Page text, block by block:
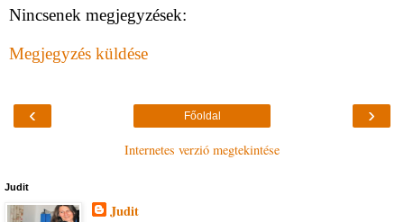
Nincsenek megjegyzések:
Megjegyzés küldése
‹ ›
Főoldal
Internetes verzió megtekintése
Judit
Judit